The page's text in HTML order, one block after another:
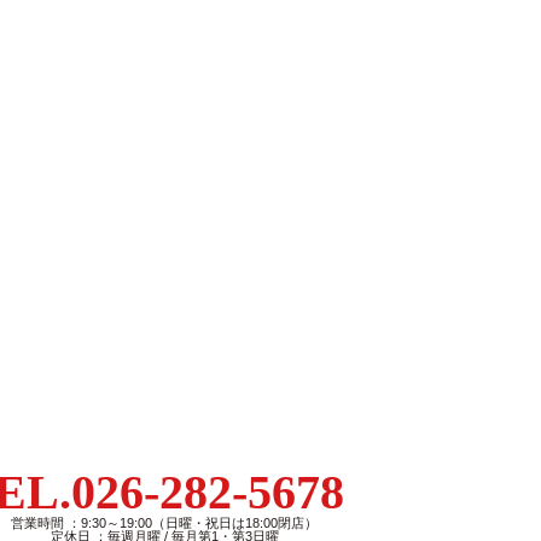
282-5678
営業時間 ：9:30～19:00（日曜・祝日は18:00閉店）
定休日 ：毎週月曜 / 毎月第1・第3日曜